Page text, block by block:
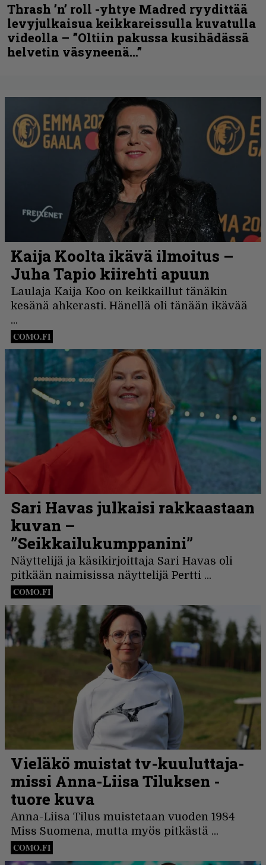
Thrash ’n’ roll -yhtye Madred ryydittää
levyjulkaisua keikkareissulla kuvatulla
videolla – ”Oltiin pakussa kusihädässä
helvetin väsyneenä…”